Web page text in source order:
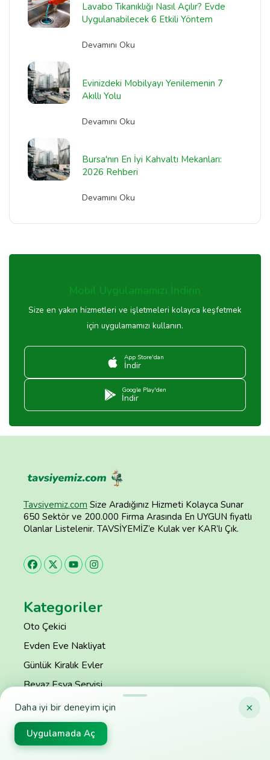
×
Daha iyi bir deneyim için
Uygulamada Aç
Lavabo Tıkanıklığı Nasıl Açılır? Evde
Uygulanabilecek 6 Etkili Yöntem
Devamını Oku
Evinizdeki Mobilyayı Yenilemenin 7
Akıllı Yolu
Devamını Oku
Bursa'nın En İyi Kahvaltı Mekanları:
2026 Rehberi
Devamını Oku
Mobil Uygulamamızı İndirin
Size en yakın hizmetleri ve işletmeleri kolayca keşfetmek
için uygulamamızı kullanın.
App Store'dan
İndir
Google Play'den
İndir
Tavsiyemiz.com Size Aradığınız Hizmeti Kolayca Sunar
650 Sektör ve 200.000 Firma Arasında En UYGUN fiyatlı
Olanlar Listelenir. TAVSİYEMİZ’e Kulak ver KAR’lı Çık.
Kategoriler
Oto Çekici
Evden Eve Nakliyat
Günlük Kiralık Evler
Beyaz Eşya Servisi
Klima Servisi
Temizlik Şirketleri
Kombi Servisi